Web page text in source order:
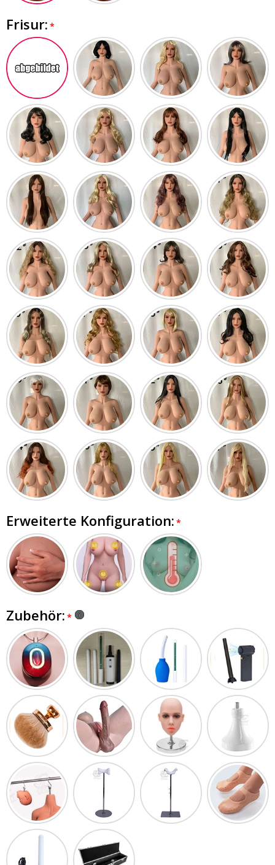
Frisur:
Erweiterte Konfiguration:
Zubehör: